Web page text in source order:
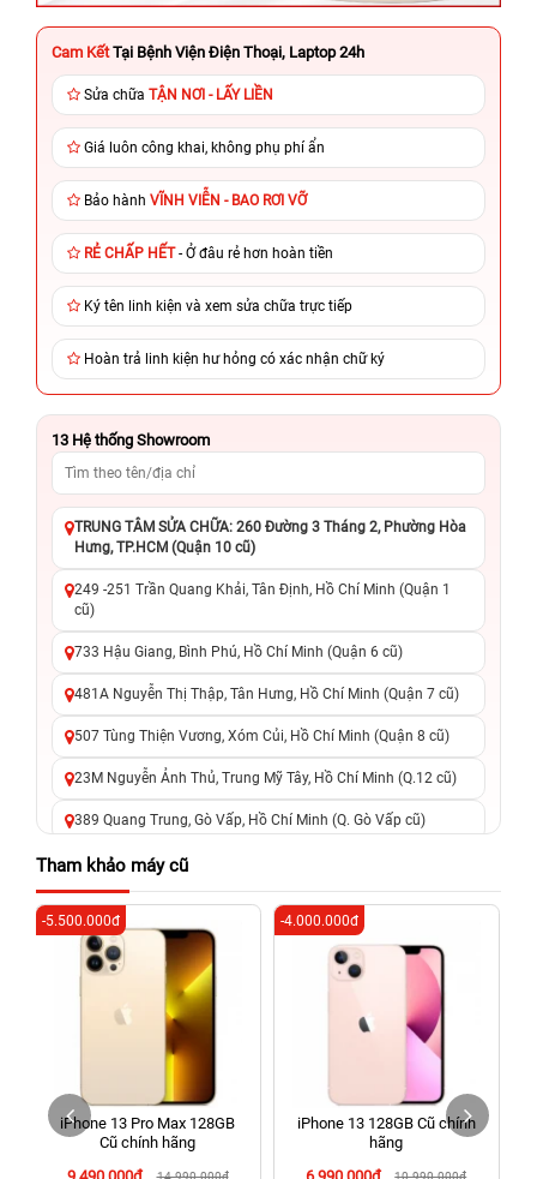
Cam Kết Tại Bệnh Viện Điện Thoại, Laptop 24h
Sửa chữa TẬN NƠI - LẤY LIỀN
Giá luôn công khai, không phụ phí ẩn
Bảo hành VĨNH VIỄN - BAO RƠI VỠ
RẺ CHẤP HẾT- Ở đâu rẻ hơn hoàn tiền
Ký tên linh kiện và xem sửa chữa trực tiếp
Hoàn trả linh kiện hư hỏng có xác nhận chữ ký
13 Hệ thống Showroom
TRUNG TÂM SỬA CHỮA: 260 Đường 3 Tháng 2, Phường Hòa
Hưng, TP.HCM (Quận 10 cũ)
249 -251 Trần Quang Khải, Tân Định, Hồ Chí Minh (Quận 1
cũ)
733 Hậu Giang, Bình Phú, Hồ Chí Minh (Quận 6 cũ)
481A Nguyễn Thị Thập, Tân Hưng, Hồ Chí Minh (Quận 7 cũ)
507 Tùng Thiện Vương, Xóm Củi, Hồ Chí Minh (Quận 8 cũ)
23M Nguyễn Ảnh Thủ, Trung Mỹ Tây, Hồ Chí Minh (Q.12 cũ)
389 Quang Trung, Gò Vấp, Hồ Chí Minh (Q. Gò Vấp cũ)
625 - 625A Âu Cơ, Tân Phú, Hồ Chí Minh (Quận Tân Phú cũ)
326 Lê Văn Việt, Tăng Nhơn Phú, Hồ Chí Minh (Q.9 TP. Thủ
Đức cũ)
256 Võ Văn Ngân, Thủ Đức, Hồ Chí Minh (Bình Thọ, TP. Thủ
70 Nguyễn An Ninh, Dĩ An, Hồ Chí Minh (Bình Dương Cũ)
24h Vũng Tàu: 162A Ba Cu, Vũng Tàu, Hồ Chí Minh (TP. Vũng
Tàu cũ)
198 Hoàng Văn Thụ, Tân Sơn Nhất, Hồ Chí Minh (Tân Bình
Tham khảo máy cũ
iPhone 13 Pro Max 128GB
Cũ chính hãng
14.990.000đ
-5.500.000đ
iPhone 13 128GB Cũ chính
hãng
10.990.000đ
-4.000.000đ